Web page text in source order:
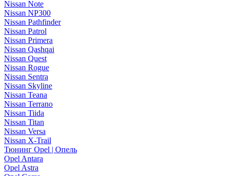
Nissan Note
Nissan NP300
Nissan Pathfinder
Nissan Patrol
Nissan Primera
Nissan Qashqai
Nissan Quest
Nissan Rogue
Nissan Sentra
Nissan Skyline
Nissan Teana
Nissan Terrano
Nissan Tiida
Nissan Titan
Nissan Versa
Nissan X-Trail
Тюнинг Opel | Опель
Opel Antara
Opel Astra